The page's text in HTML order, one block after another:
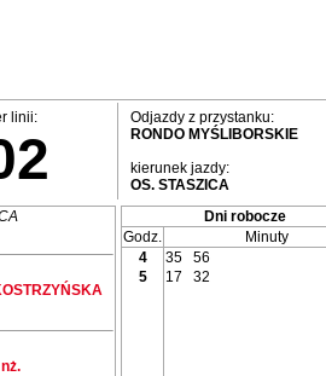
linii:
Odjazdy z przystanku:
RONDO MYŚLIBORSKIE
kierunek jazdy:
OS. STASZICA
Dni robocze
Godz.
Minuty
4
35
56
5
17 32